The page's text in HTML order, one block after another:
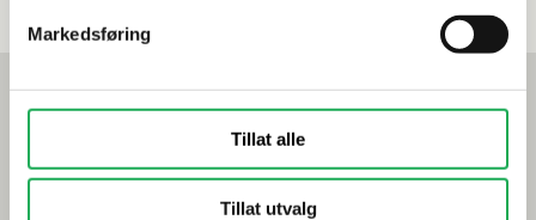
Markedsføring
Tillat alle
Tillat utvalg
Mest lest akkurat nå
Årets flis hos Flisekompaniet
Klikkvinyl - Gulvet som tåler alt